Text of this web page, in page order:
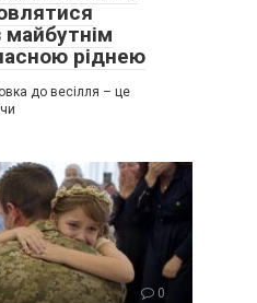
ріднею
до весілля – це
0